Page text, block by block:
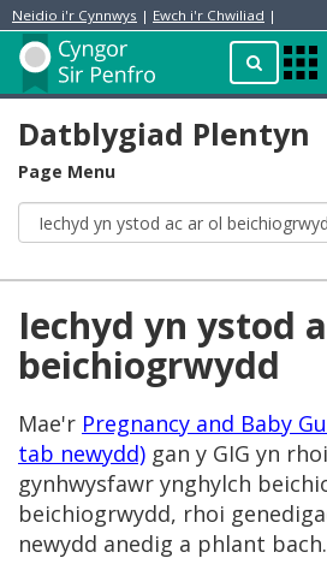
Neidio i'r Cynnwys | Ewch i'r Chwiliad |
ChwilioApps
Datblygiad Plentyn
Page Menu
Iechyd yn ystod
beichiogrwydd
Mae'r Pregnancy and Baby
tab newydd) gan y GIG yn
gynhwysfawr ynghylch
beichiogrwydd, rhoi
newydd anedig a phlant bach.